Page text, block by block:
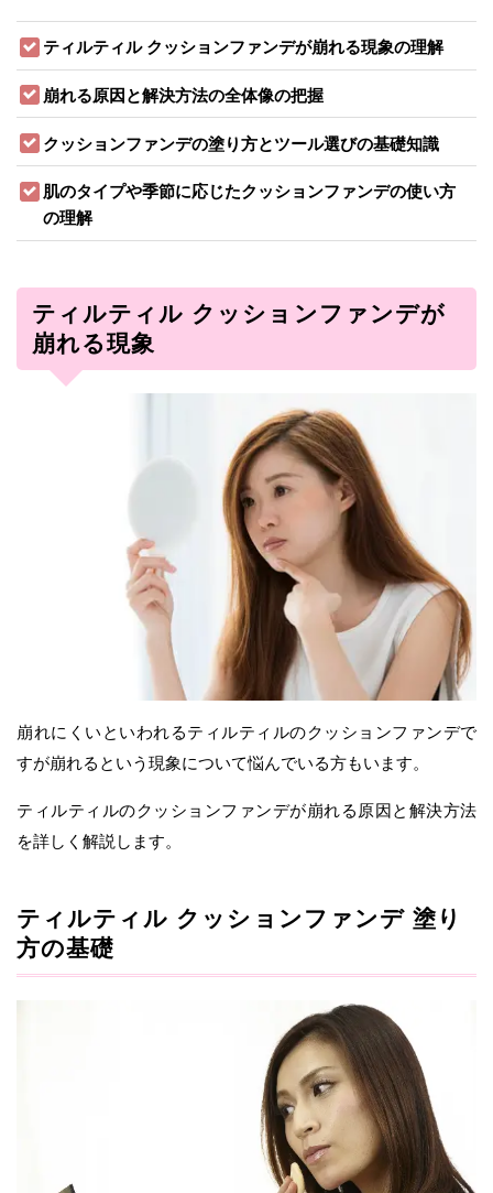
ティルティル クッションファンデが崩れる現象の理解
崩れる原因と解決方法の全体像の把握
クッションファンデの塗り方とツール選びの基礎知識
肌のタイプや季節に応じたクッションファンデの使い方
の理解
ティルティル クッションファンデが
崩れる現象
崩れにくいといわれるティルティルのクッションファンデで
すが崩れるという現象について悩んでいる方もいます。
ティルティルのクッションファンデが崩れる原因と解決方法
を詳しく解説します。
ティルティル クッションファンデ 塗り
方の基礎